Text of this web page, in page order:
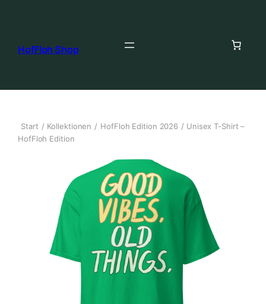
HofFloh Shop
Start / Kollektionen / HofFloh Edition 2026 / Unisex T-Shirt –
HofFloh Edition